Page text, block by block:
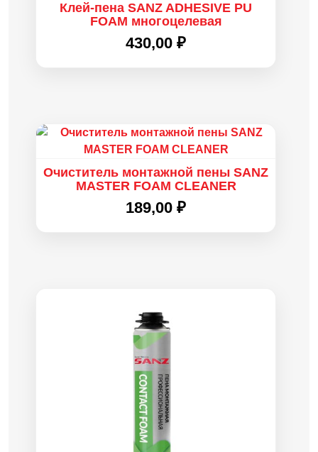
Клей-пена SANZ ADHESIVE PU
FOAM многоцелевая
430,00₽
Очиститель монтажной пены SANZ
MASTER FOAM CLEANER
189,00₽